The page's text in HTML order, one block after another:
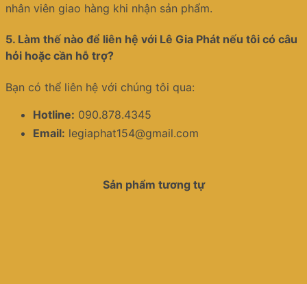
nhân viên giao hàng khi nhận sản phẩm.
5. Làm thế nào để liên hệ với Lê Gia Phát nếu tôi có câu
hỏi hoặc cần hỗ trợ?
Bạn có thể liên hệ với chúng tôi qua:
Hotline: 090.878.4345
Email: legiaphat154@gmail.com
Sản phẩm tương tự